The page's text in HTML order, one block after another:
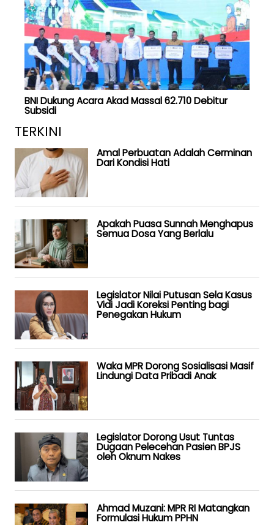
BNI Dukung Acara Akad Massal 62.710 Debitur
Subsidi
TERKINI
Amal Perbuatan Adalah Cerminan
Dari Kondisi Hati
Apakah Puasa Sunnah Menghapus
Semua Dosa Yang Berlalu
Legislator Nilai Putusan Sela Kasus
Vidi Jadi Koreksi Penting bagi
Penegakan Hukum
Waka MPR Dorong Sosialisasi Masif
Lindungi Data Pribadi Anak
Legislator Dorong Usut Tuntas
Dugaan Pelecehan Pasien BPJS
oleh Oknum Nakes
Ahmad Muzani: MPR RI Matangkan
Formulasi Hukum PPHN